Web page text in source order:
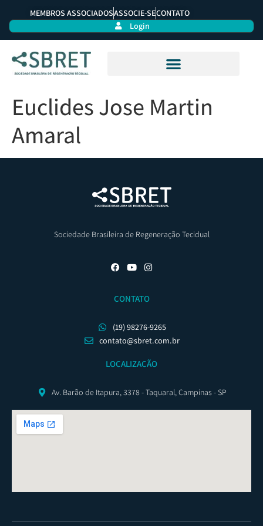
MEMBROS ASSOCIADOSASSOCIE-SECONTATO
Login
Euclides Jose Martin
Amaral
Sociedade Brasileira de Regeneração Tecidual
CONTATO
(19) 98276-9265
contato@sbret.com.br
LOCALIZAÇÃO
Av. Barão de Itapura, 3378 - Taquaral, Campinas - SP